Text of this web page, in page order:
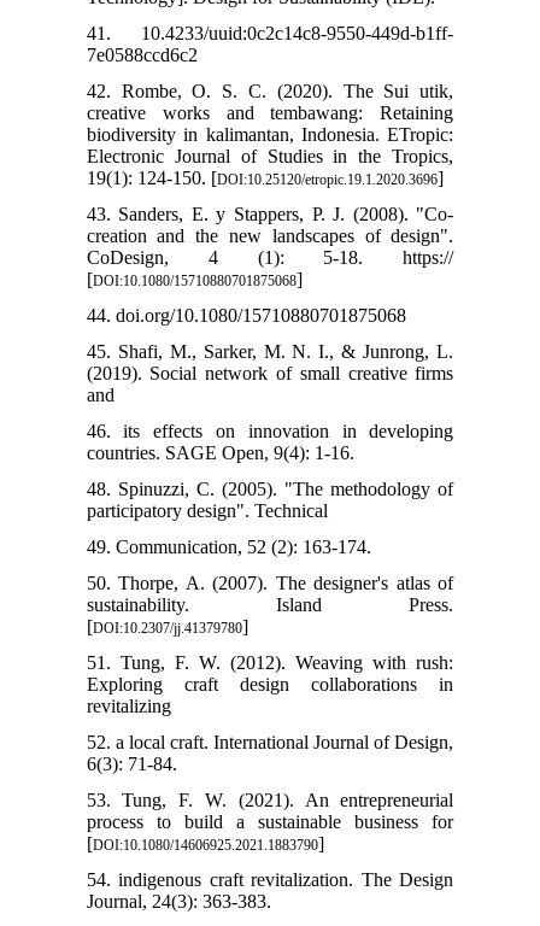
41. 10.4233/uuid:0c2c14c8-9550-449d-b1ff-
7e0588ccd6c2
42. Rombe, O. S. C. (2020). The Sui utik,
creative works and tembawang: Retaining
biodiversity in kalimantan, Indonesia. ETropic:
Electronic Journal of Studies in the Tropics,
19(1): 124-150. [DOI:10.25120/etropic.19.1.2020.3696]
43. Sanders, E. y Stappers, P. J. (2008). "Co-
creation and the new landscapes of design".
CoDesign, 4 (1): 5-18. https://
[DOI:10.1080/15710880701875068]
44. doi.org/10.1080/15710880701875068
45. Shafi, M., Sarker, M. N. I., & Junrong, L.
(2019). Social network of small creative firms
and
46. its effects on innovation in developing
countries. SAGE Open, 9(4): 1-16.
48. Spinuzzi, C. (2005). "The methodology of
participatory design". Technical
49. Communication, 52 (2): 163-174.
50. Thorpe, A. (2007). The designer's atlas of
sustainability. Island Press.
[DOI:10.2307/jj.41379780]
51. Tung, F. W. (2012). Weaving with rush:
Exploring craft design collaborations in
revitalizing
52. a local craft. International Journal of Design,
6(3): 71-84.
53. Tung, F. W. (2021). An entrepreneurial
process to build a sustainable business for
[DOI:10.1080/14606925.2021.1883790]
54. indigenous craft revitalization. The Design
Journal, 24(3): 363-383.